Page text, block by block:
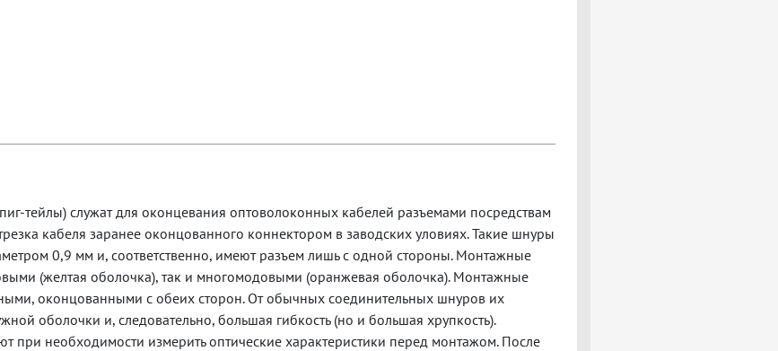
тейлы) служат для оконцевания оптоволоконных кабелей разъемами посредствам
кабеля заранее оконцованного коннектором в заводских уловиях. Такие шнуры
0,9 мм и, соответственно, имеют разъем лишь с одной стороны. Монтажные
(желтая оболочка), так и многомодовыми (оранжевая оболочка). Монтажные
оконцованными с обеих сторон. От обычных соединительных шнуров их
оболочки и, следовательно, большая гибкость (но и большая хрупкость).
при необходимости измерить оптические характеристики перед монтажом. После